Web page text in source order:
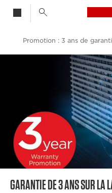
Solutions et services
GARANTIE DE 3 ANS SUR LA